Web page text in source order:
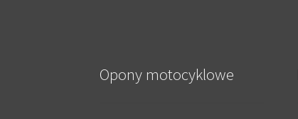
Opony motocyklowe